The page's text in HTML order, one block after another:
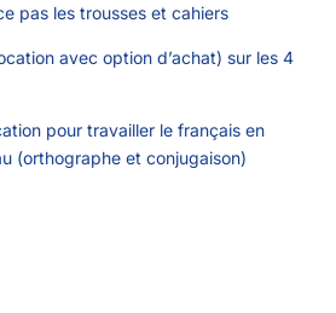
pas les trousses et cahiers
avec option d’achat) sur les 4
pour travailler le français en
(orthographe et conjugaison)